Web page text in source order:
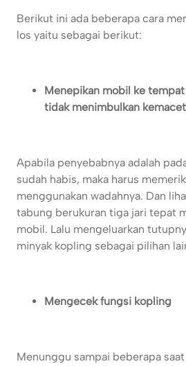
Berikut ini ada beberapa cara
los yaitu sebagai berikut:
Menepikan mobil ke
tidak menimbulkan
Apabila penyebabnya adalah
sudah habis, maka harus
menggunakan wadahnya. Dan
tabung berukuran tiga jari tepat
mobil. Lalu mengeluarkan
minyak kopling sebagai pilihan
Mengecek fungsi kopling
Menunggu sampai beberapa